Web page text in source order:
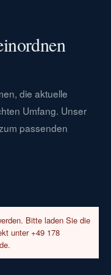
die aktuelle
Umfang. Unser
passenden
Bitte laden Sie die
unter +49 178